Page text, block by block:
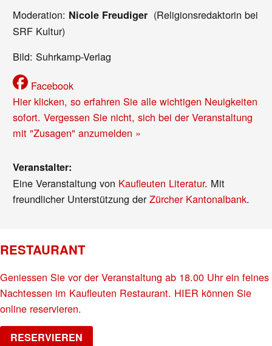
Moderation: Nicole Freudiger (Religionsredaktorin bei
SRF Kultur)
Bild: Suhrkamp-Verlag
Facebook
Hier klicken, so erfahren Sie alle wichtigen Neuigkeiten
sofort. Vergessen Sie nicht, sich bei der Veranstaltung
mit "Zusagen" anzumelden »
Veranstalter:
Eine Veranstaltung von Kaufleuten Literatur. Mit
freundlicher Unterstützung derZürcher Kantonalbank.
RESTAURANT
Geniessen Sie vor der Veranstaltung ab 18.00 Uhr ein feines
Nachtessen im Kaufleuten Restaurant. HIER können Sie
online reservieren.
RESERVIEREN